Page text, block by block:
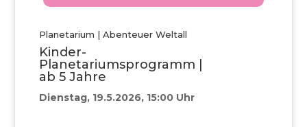
Planetarium | Abenteuer Weltall
Kinder-
Planetariumsprogramm |
ab 5 Jahre
Dienstag, 19.5.2026, 15:00 Uhr